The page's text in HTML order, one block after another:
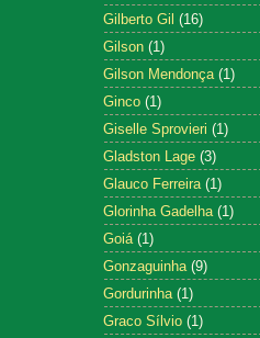
Gilberto Gil (16)
Gilson (1)
Gilson Mendonça (1)
Ginco (1)
Giselle Sprovieri (1)
Gladston Lage (3)
Glauco Ferreira (1)
Glorinha Gadelha (1)
Goiá (1)
Gonzaguinha (9)
Gordurinha (1)
Graco Sílvio (1)